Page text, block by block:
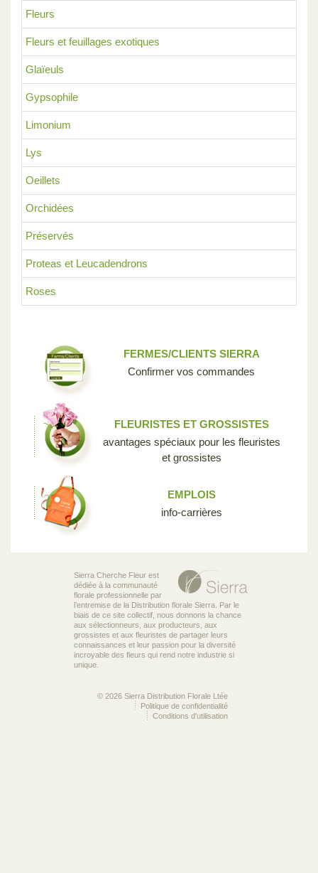
Fleurs
Fleurs et feuillages exotiques
Glaïeuls
Gypsophile
Limonium
Lys
Oeillets
Orchidées
Préservés
Proteas et Leucadendrons
Roses
FERMES/CLIENTS SIERRA
Confirmer vos commandes
FLEURISTES ET GROSSISTES
avantages spéciaux pour les fleuristes
et grossistes
EMPLOIS
info-carrières
Sierra Cherche Fleur est
dédiée à la communauté
florale professionnelle par
l’entremise de la Distribution florale Sierra. Par le
biais de ce site collectif, nous donnons la chance
aux sélectionneurs, aux producteurs, aux
grossistes et aux fleuristes de partager leurs
connaissances et leur passion pour la diversité
incroyable des fleurs qui rend notre industrie si
unique.
© 2026 Sierra Distribution Florale Ltée
Politique de confidentialité
Conditions d'utilisation